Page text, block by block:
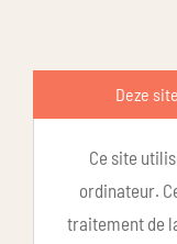
Deze
Ce site
ordinateur.
traitement de